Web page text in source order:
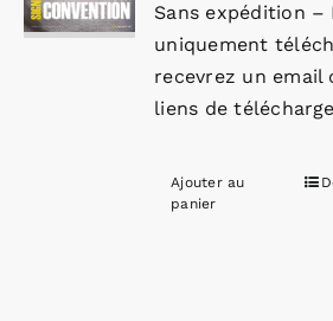
Sans expédition –
uniquement
recevrez un email
liens de
Ajouter au
panier